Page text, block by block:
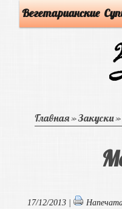
Вегетарианские
Главная»Закуски»
17/12/2013 |